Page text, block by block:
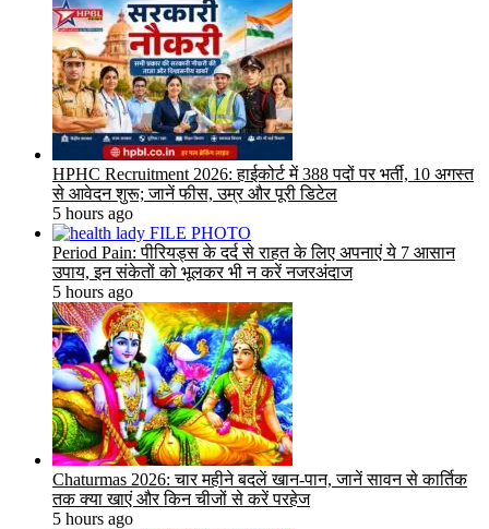
HPHC Recruitment 2026: हाईकोर्ट में 388 पदों पर भर्ती, 10 अगस्त
से आवेदन शुरू; जानें फीस, उम्र और पूरी डिटेल
5 hours ago
Period Pain: पीरियड्स के दर्द से राहत के लिए अपनाएं ये 7 आसान
उपाय, इन संकेतों को भूलकर भी न करें नजरअंदाज
5 hours ago
Chaturmas 2026: चार महीने बदलें खान-पान, जानें सावन से कार्तिक
तक क्या खाएं और किन चीजों से करें परहेज
5 hours ago